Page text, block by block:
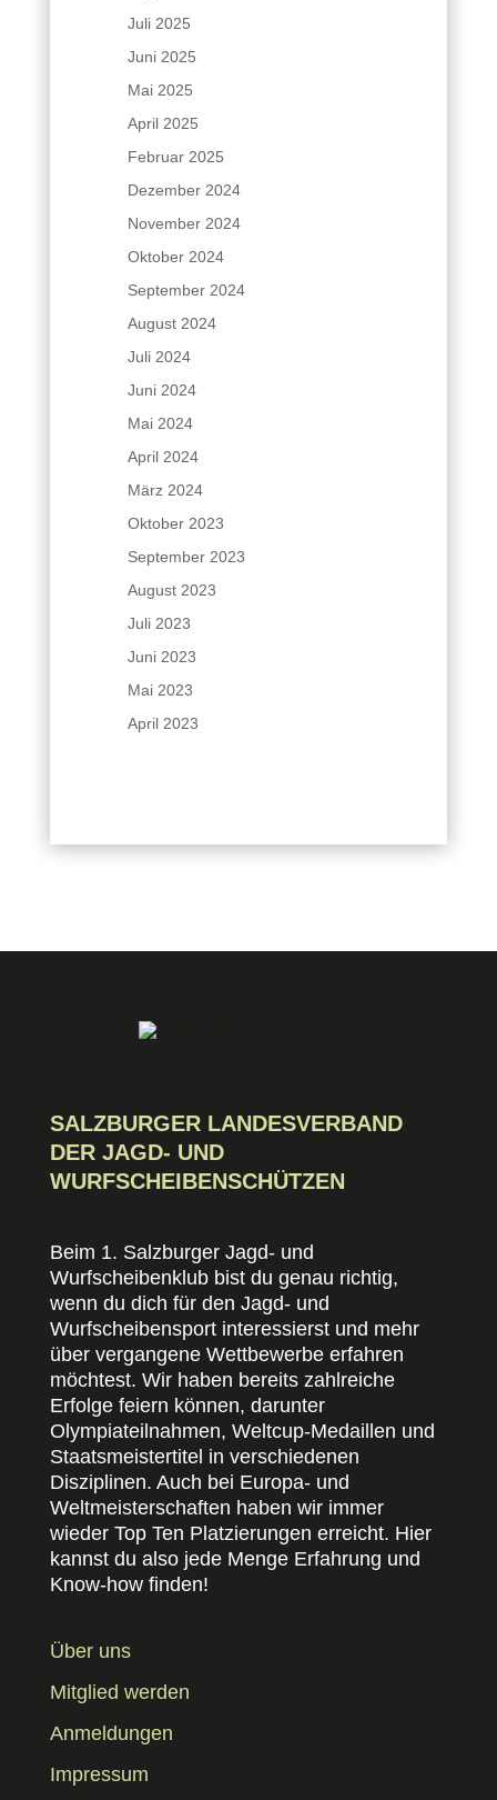
Juli 2025
Juni 2025
Mai 2025
April 2025
Februar 2025
Dezember 2024
November 2024
Oktober 2024
September 2024
August 2024
Juli 2024
Juni 2024
Mai 2024
April 2024
März 2024
Oktober 2023
September 2023
August 2023
Juli 2023
Juni 2023
Mai 2023
April 2023
SALZBURGER LANDESVERBAND
DER JAGD- UND
WURFSCHEIBENSCHÜTZEN
Beim 1. Salzburger Jagd- und
Wurfscheibenklub bist du genau richtig,
wenn du dich für den Jagd- und
Wurfscheibensport interessierst und mehr
über vergangene Wettbewerbe erfahren
möchtest. Wir haben bereits zahlreiche
Erfolge feiern können, darunter
Olympiateilnahmen, Weltcup-Medaillen und
Staatsmeistertitel in verschiedenen
Disziplinen. Auch bei Europa- und
Weltmeisterschaften haben wir immer
wieder Top Ten Platzierungen erreicht. Hier
kannst du also jede Menge Erfahrung und
Know-how finden!
Über uns
Mitglied werden
Anmeldungen
Impressum